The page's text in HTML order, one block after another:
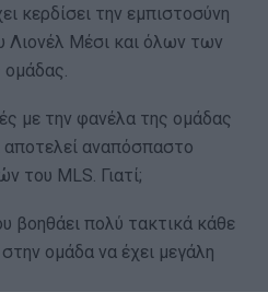
κερδίσει την εμπιστοσύνη
Μέσι και όλων των
με την φανέλα της ομάδας
αναπόσπαστο
του MLS. Γιατί;
βοηθάει πολύ τακτικά κάθε
ομάδα να έχει μεγάλη